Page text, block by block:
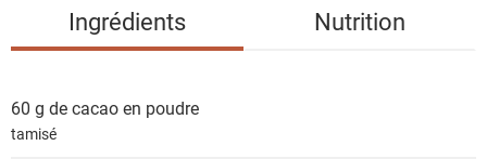
i
e
Ingrédients Nutrition
60 g decacao en poudre
tamisé